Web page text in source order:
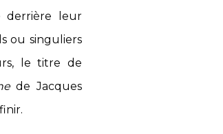
derrière leur
ou singuliers
le titre de
de Jacques